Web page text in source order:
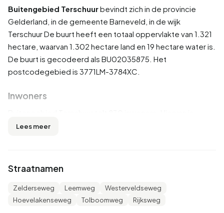
Buitengebied Terschuurbevindt zich in de provincie
Gelderland , in de gemeente Barneveld , in de wijk
TerschuurDe buurt heeft een totaal oppervlakte van 1.321
hectare, waarvan 1.302 hectare land en 19 hectare water is.
De buurt is gecodeerd als BU02035875. Het
postcodegebied is 3771LM-3784XC.
Inwoners
53,0% man en 47,0% vrouw. De meeste inwoners zijn 45
44,6% is ongehuwd, 48,8% is gehuwd, 4,2% is gescheiden
en 1,8% is verweduwd. 770 inwoners komen uit Nederland,
30 komen uit Europa en 25 komen uit landen buiten Europa.
Lees meer
Straatnamen
Zelderseweg Leemweg
Westerveldseweg
Hoevelakenseweg
Tolboomweg Rijksweg